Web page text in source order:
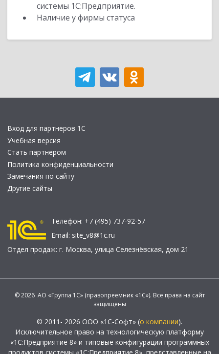
системы 1С:Предприятие.
Наличие у фирмы статуса
Вход для партнеров 1С
Учебная версия
Стать партнером
Политика конфиденциальности
Замечания по сайту
Другие сайты
Телефон: +7 (495) 737-92-57
Email: site_v8@1c.ru
Отдел продаж: г. Москва, улица Селезнёвская, дом 21
© 2026 АО «Группа 1С» (правопреемник «1С»). Все права на сайт
защищены
© 2011- 2026 ООО «1С-Софт» (о компании).
Исключительное право на технологическую платформу
«1С:Предприятие 8» и типовые конфигурации программных